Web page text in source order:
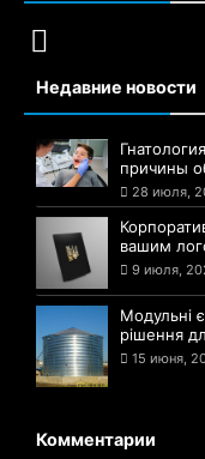
Недавние новости
причины
28 июля,
вашим
9 июля,
Модульні
рішення
15 июня,
Комментарии